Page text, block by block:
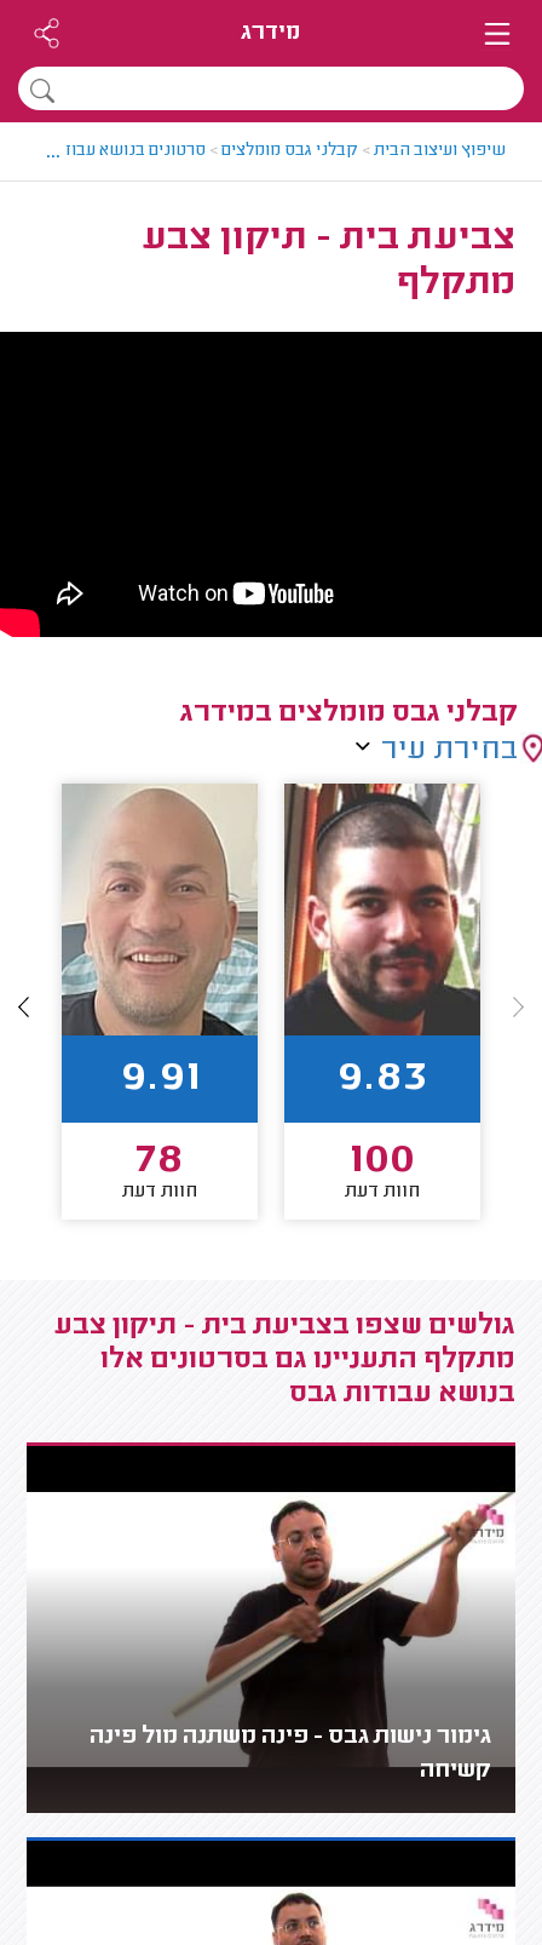
מידרג
שיפוץ ועיצוב הבית> קבלני גבס מומלצים> סרטונים בנושא עבודות גבס
...
צביעת בית - תיקון צבע
מתקלף
קבלני גבס מומלצים במידרג
בחירת עיר
9.83
100
חוות דעת
9.91
78
חוות דעת
גולשים שצפו בצביעת בית - תיקון צבע
מתקלף התעניינו גם בסרטונים אלו
בנושא עבודות גבס
גימור נישות גבס - פינה משתנה מול פינה
קשיחה